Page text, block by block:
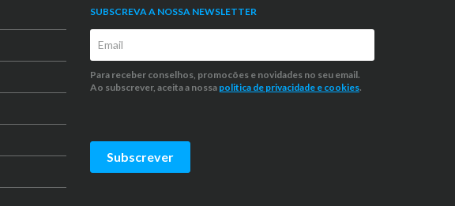
SUBSCREVA A NOSSA NEWSLETTER
Para receber conselhos, promocões e novidades no seu email.
Ao subscrever, aceita a nossa politica de privacidade e cookies.
Subscrever